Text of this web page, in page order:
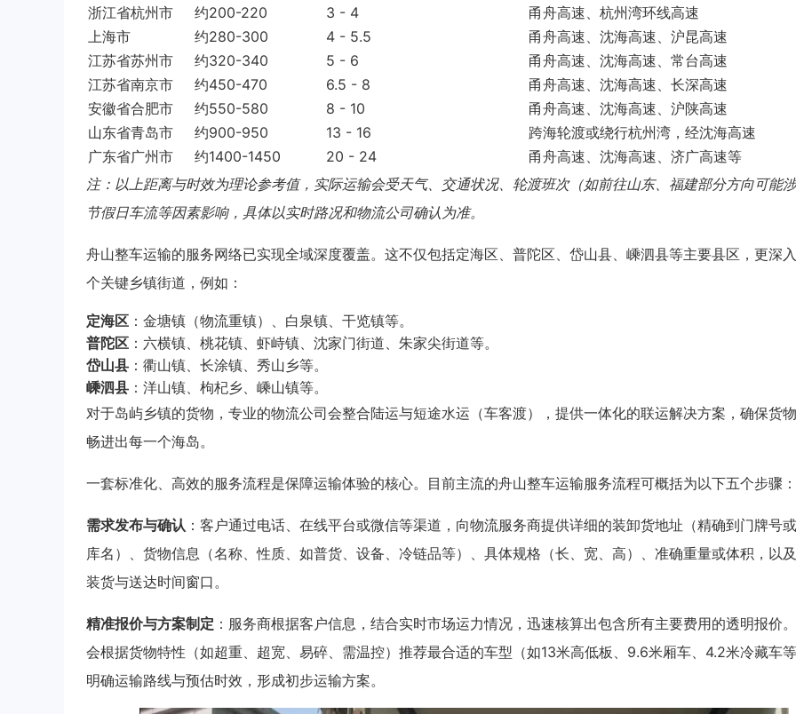
浙江省杭州市
约200-220 3 - 4
甬舟高速、杭州湾环线高速
上海市
约280-300 4 - 5.5
甬舟高速、沈海高速、沪昆高速
江苏省苏州市
约320-340 5 - 6
甬舟高速、沈海高速、常台高速
江苏省南京市
约450-470 6.5 - 8
甬舟高速、沈海高速、长深高速
安徽省合肥市
约550-580 8 - 10
甬舟高速、沈海高速、沪陕高速
山东省青岛市
约900-950 13 - 16
跨海轮渡或绕行杭州湾，经沈海高速
广东省广州市
约1400-1450 20 - 24
甬舟高速、沈海高速、济广高速等
注：以上距离与时效为理论参考值，实际运输会受天气、交通状况、轮渡班次（如前往山东、福建部分方向可能
节假日车流等因素影响，具体以实时路况和物流公司确认为准。
舟山整车运输的服务网络已实现全域深度覆盖。这不仅包括定海区、普陀区、岱山县、嵊泗县等主要县区，更深
个关键乡镇街道，例如：
定海区 ：金塘镇（物流重镇）、白泉镇、干览镇等。
普陀区 ：六横镇、桃花镇、虾峙镇、沈家门街道、朱家尖街道等。
岱山县 ：衢山镇、长涂镇、秀山乡等。
嵊泗县 ：洋山镇、枸杞乡、嵊山镇等。
对于岛屿乡镇的货物，专业的物流公司会整合陆运与短途水运（车客渡），提供一体化的联运解决方案，确保货
畅进出每一个海岛。
一套标准化、高效的服务流程是保障运输体验的核心。目前主流的舟山整车运输服务流程可概括为以下五个步骤：
需求发布与确认 ：客户通过电话、在线平台或微信等渠道，向物流服务商提供详细的装卸货地址（精确到门牌号
库名）、货物信息（名称、性质、如普货、设备、冷链品等）、具体规格（长、宽、高）、准确重量或体积，以
装货与送达时间窗口。
精准报价与方案制定 ：服务商根据客户信息，结合实时市场运力情况，迅速核算出包含所有主要费用的透明报价
会根据货物特性（如超重、超宽、易碎、需温控）推荐最合适的车型（如13米高低板、9.6米厢车、4.2米冷藏车
明确运输路线与预估时效，形成初步运输方案。